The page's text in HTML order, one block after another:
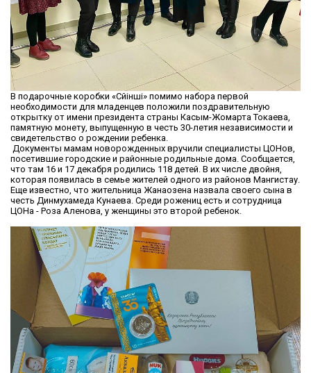
В подарочные коробки «Сүйінші» помимо набора первой
необходимости для младенцев положили поздравительную
открытку от имени президента страны Касым-Жомарта Токаева,
памятную монету, выпущенную в честь 30-летия независимости и
свидетельство о рождении ребенка.
Документы мамам новорожденных вручили специалисты ЦОНов,
посетившие городские и районные родильные дома. Сообщается,
что там 16 и 17 декабря родились 118 детей. В их числе двойня,
которая появилась в семье жителей одного из районов Мангистау.
Еще известно, что жительница Жанаозена назвала своего сына в
честь Динмухамеда Кунаева. Среди рожениц есть и сотрудница
ЦОНа - Роза Аленова, у женщины это второй ребенок.